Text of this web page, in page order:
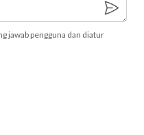
jawab pengguna dan diatur